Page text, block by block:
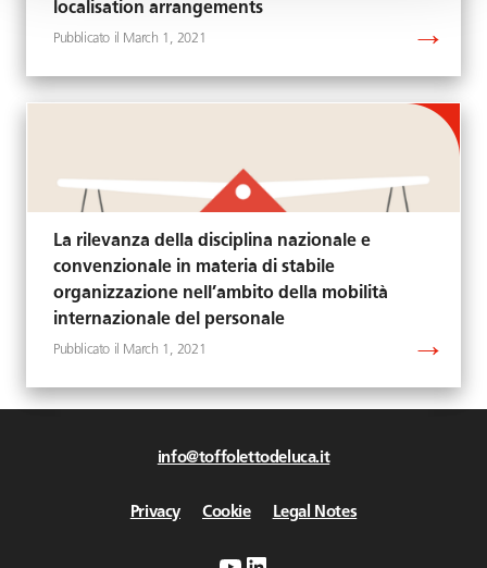
localisation arrangements
March 1, 2021
La rilevanza della disciplina nazionale e
convenzionale in materia di stabile
organizzazione nell’ambito della mobilità
internazionale del personale
March 1, 2021
info@toffolettodeluca.it
Privacy Cookie Legal Notes